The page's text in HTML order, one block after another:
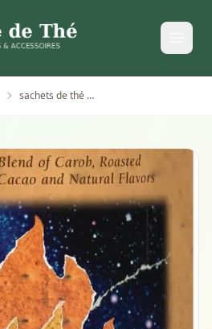
sachets de thé s'mores sans caféine Republic of Tea